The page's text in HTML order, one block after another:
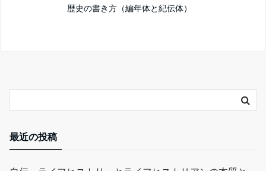
歴史の書き方（編年体と紀伝体）
最近の投稿